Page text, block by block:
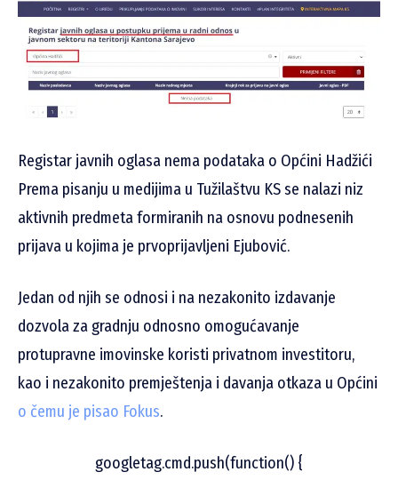
Registar javnih oglasa nema podataka o Općini Hadžići
Prema pisanju u medijima u Tužilaštvu KS se nalazi niz
aktivnih predmeta formiranih na osnovu podnesenih
prijava u kojima je prvoprijavljeni Ejubović.
Jedan od njih se odnosi i na nezakonito izdavanje
dozvola za gradnju odnosno omogućavanje
protupravne imovinske koristi privatnom investitoru,
kao i nezakonito premještenja i davanja otkaza u Općini
o čemu je pisao Fokus.
googletag.cmd.push(function() {